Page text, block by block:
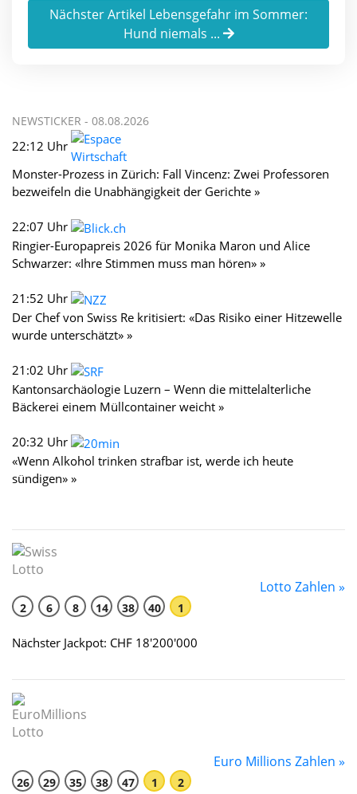
Nächster Artikel Lebensgefahr im Sommer:
Hund niemals ...
NEWSTICKER - 08.08.2026
22:12 Uhr
Monster-Prozess in Zürich: Fall Vincenz: Zwei Professoren
bezweifeln die Unabhängigkeit der Gerichte »
22:07 Uhr
Ringier-Europapreis 2026 für Monika Maron und Alice
Schwarzer: «Ihre Stimmen muss man hören» »
21:52 Uhr
Der Chef von Swiss Re kritisiert: «Das Risiko einer Hitzewelle
wurde unterschätzt» »
21:02 Uhr
Kantonsarchäologie Luzern – Wenn die mittelalterliche
Bäckerei einem Müllcontainer weicht »
20:32 Uhr
«Wenn Alkohol trinken strafbar ist, werde ich heute
sündigen» »
Lotto Zahlen »
2 6 8 14 38 40 1
Nächster Jackpot: CHF 18'200'000
Euro Millions Zahlen »
26 29 35 38 47 1 2